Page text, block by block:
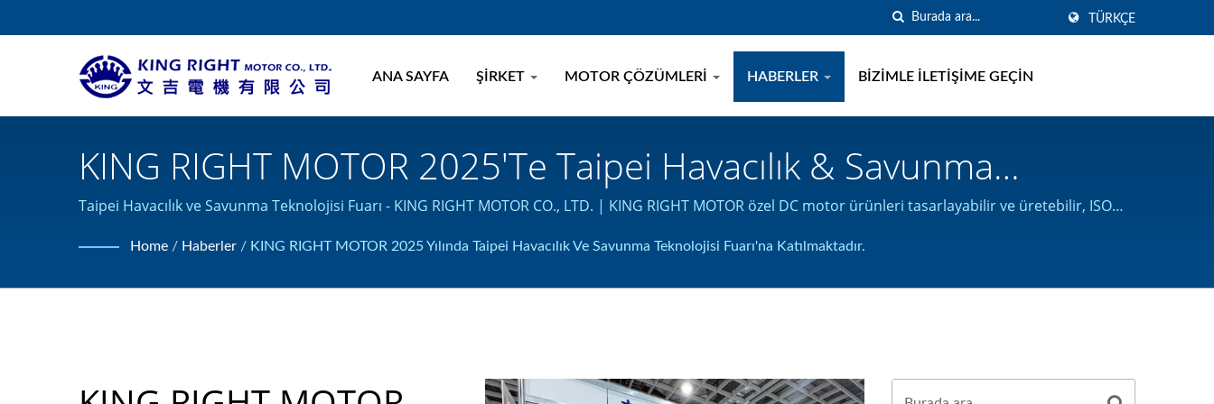
TÜRKÇE
ANA SAYFA ŞIRKET MOTOR ÇÖZÜMLERI HABERLER BIZIMLE İLETIŞIME GEÇIN
KING RIGHT MOTOR 2025'te Taipei Havacılık & Savunma
Teknolojisi Fuarı'na Katılıyor | Elektrik Motorları - Dişli Motor & DC
Motor Üreticisi | KING RIGHT MOTOR
Taipei Havacılık ve Savunma Teknolojisi Fuarı - KING RIGHT MOTOR CO., LTD. | KING RIGHT MOTOR özel DC motor ürünleri tasarlayabilir ve üretebilir, ISO
Home / Haberler / KING RIGHT MOTOR 2025 Yılında Taipei Havacılık Ve Savunma Teknolojisi Fuarı'na Katılmaktadır.